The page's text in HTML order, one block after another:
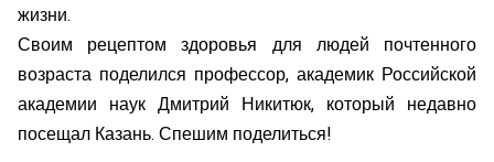
жизни.
Своим рецептом здоровья для людей почтенного
возраста поделился профессор, академик Российской
академии наук Дмитрий Никитюк, который недавно
посещал Казань. Спешим поделиться!